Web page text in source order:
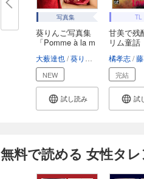
写真集
葵りんご写真集
「Pomme à la m
大薮達也 葵りんご
NEW
試し読み
TL
甘美で残
リム童
橘孝志 藤
完結
試
無料で読める 女性タ